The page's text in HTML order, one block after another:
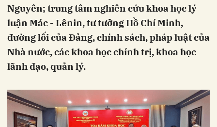
Nguyên; trung tâm nghiên cứu khoa học lý
luận Mác - Lênin, tư tưởng Hồ Chí Minh,
đường lối của Đảng, chính sách, pháp luật của
Nhà nước, các khoa học chính trị, khoa học
lãnh đạo, quản lý.